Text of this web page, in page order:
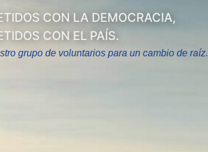
CON LA DEMOCRACIA,
CON EL PAÍS.
grupo de voluntarios para un cambio de raíz.